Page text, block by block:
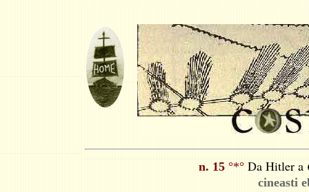
n. 15 °*° Da Hitler a
cineasti